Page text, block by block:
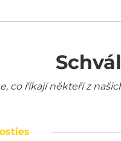
co říkají někteří z